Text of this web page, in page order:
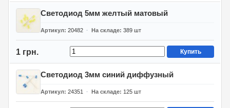
Светодиод 5мм желтый матовый
Артикул 20482 На складе 389 шт
1 грн. Купить
Светодиод 3мм синий диффузный
Артикул 24351 На складе 125 шт